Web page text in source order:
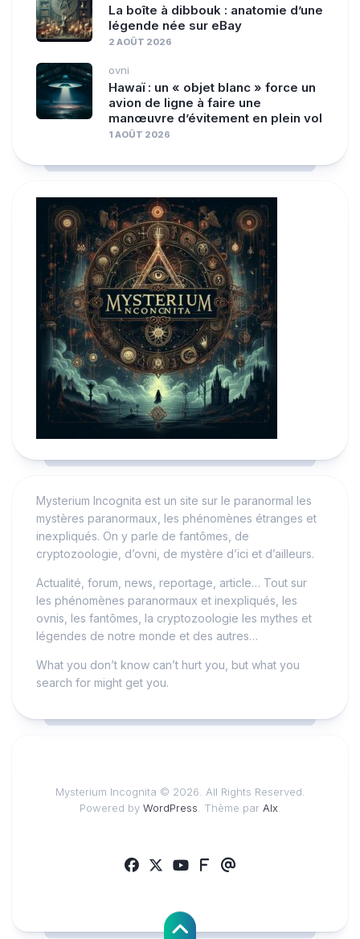
La boîte à dibbouk : anatomie d’une
légende née sur eBay
2 AOÛT 2026
ovni
Hawaï : un « objet blanc » force un
avion de ligne à faire une
manœuvre d’évitement en plein vol
1 AOÛT 2026
Mysterium Incognita est un site sur le paranormal les
mystères paranormaux, les phénomènes étranges et
inexpliqués. On y parle de fantômes, de
cryptozoologie, d’ovni, de mystère d’ici et d’ailleurs.
Actualité, forum, news, reportage, article… Tout sur
les phénomènes paranormaux et inexpliqués, les
ovnis, les fantômes, la cryptozoologie les mythes et
légendes de notre monde et des autres…
What you don’t know can’t hurt you, but what you
search for might get you.
Mysterium Incognita © 2026. All Rights Reserved.
Powered by WordPress . Thème par Alx